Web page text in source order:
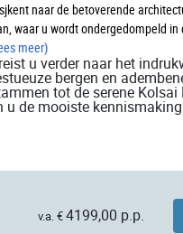
naar de betoverende
waar u wordt ondergedompeld in
meer)
u verder naar het
bergen en
tot de serene Kolsai
de mooiste
v.a. € 4199,00 p.p.